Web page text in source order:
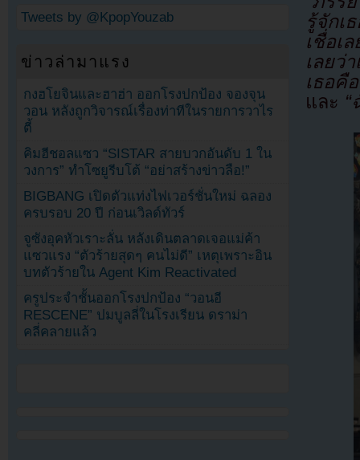
รู้จักเ
เชื่อเ
เลยว่
เธอคื
และ
Tweets by @KpopYouzab
ข่าวล่ามาแรง
กงฮโยจินและฮาฮ่า ออกโรงปกป้อง จองจุน
วอน หลังถูกวิจารณ์เรื่องท่าทีในรายการวาไร
ตี้
คิมฮีชอลแซว “SISTAR สายบวกอันดับ 1 ใน
วงการ” ทำโซยูรีบโต้ “อย่าสร้างข่าวลือ!”
BIGBANG เปิดตัวแท่งไฟเวอร์ชั่นใหม่ ฉลอง
ครบรอบ 20 ปี ก่อนเวิลด์ทัวร์
จูซังอุคหัวเราะลั่น หลังเดินตลาดเจอแม่ค้า
แซวแรง “ตัวร้ายสุดๆ คนไม่ดี” เหตุเพราะอิน
บทตัวร้ายใน Agent Kim Reactivated
ครูประจำชั้นออกโรงปกป้อง “วอนอี
RESCENE” ปมบูลลี่ในโรงเรียน ดราม่า
คลี่คลายแล้ว